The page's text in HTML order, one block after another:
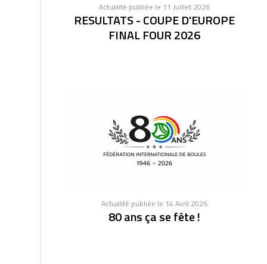
Actualité publiée le 11 Juillet 2026
RESULTATS - COUPE D'EUROPE
FINAL FOUR 2026
Actualité publiée le 14 Avril 2026
80 ans ça se fête !